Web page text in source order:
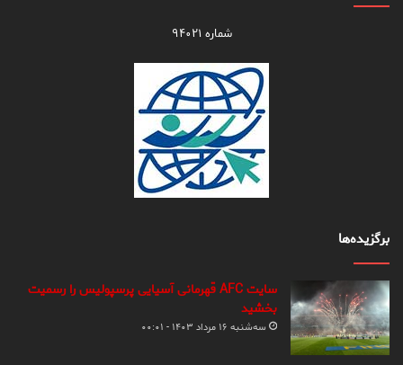
شماره ۹۴۰۲۱
برگزیده‌ها
سایت AFC قهرمانی آسیایی پرسپولیس را رسمیت
بخشید
سه‌شنبه ۱۶ مرداد ۱۴۰۳ - ۰۰:۰۱